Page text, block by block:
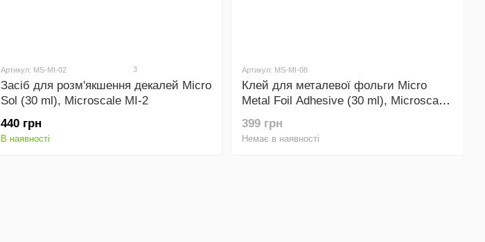
Артикул: MS-MI-02 3
Засіб для розм'якшення декалей Micro
Sol (30 ml), Microscale MI-2
440 грн
В наявності
Артикул: MS-MI-08
Клей для металевої фольги Micro
Metal Foil Adhesive (30 ml), Microscale
MI-8
399 грн
Немає в наявності